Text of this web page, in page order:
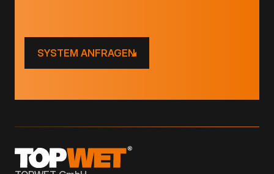
SYSTEM ANFRAGEN